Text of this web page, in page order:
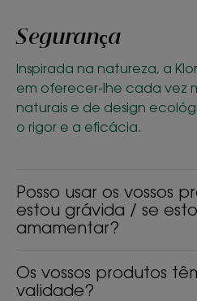
Segurança
Inspirada na natureza, a
em oferecer-lhe cada vez
naturais e de design
o rigor e a eficácia.
Posso usar os vossos
estou grávida / se
amamentar?
Os vossos produtos
validade?